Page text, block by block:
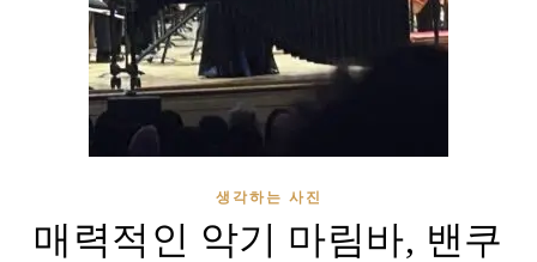
생각하는 사진
매력적인 악기 마림바, 밴쿠